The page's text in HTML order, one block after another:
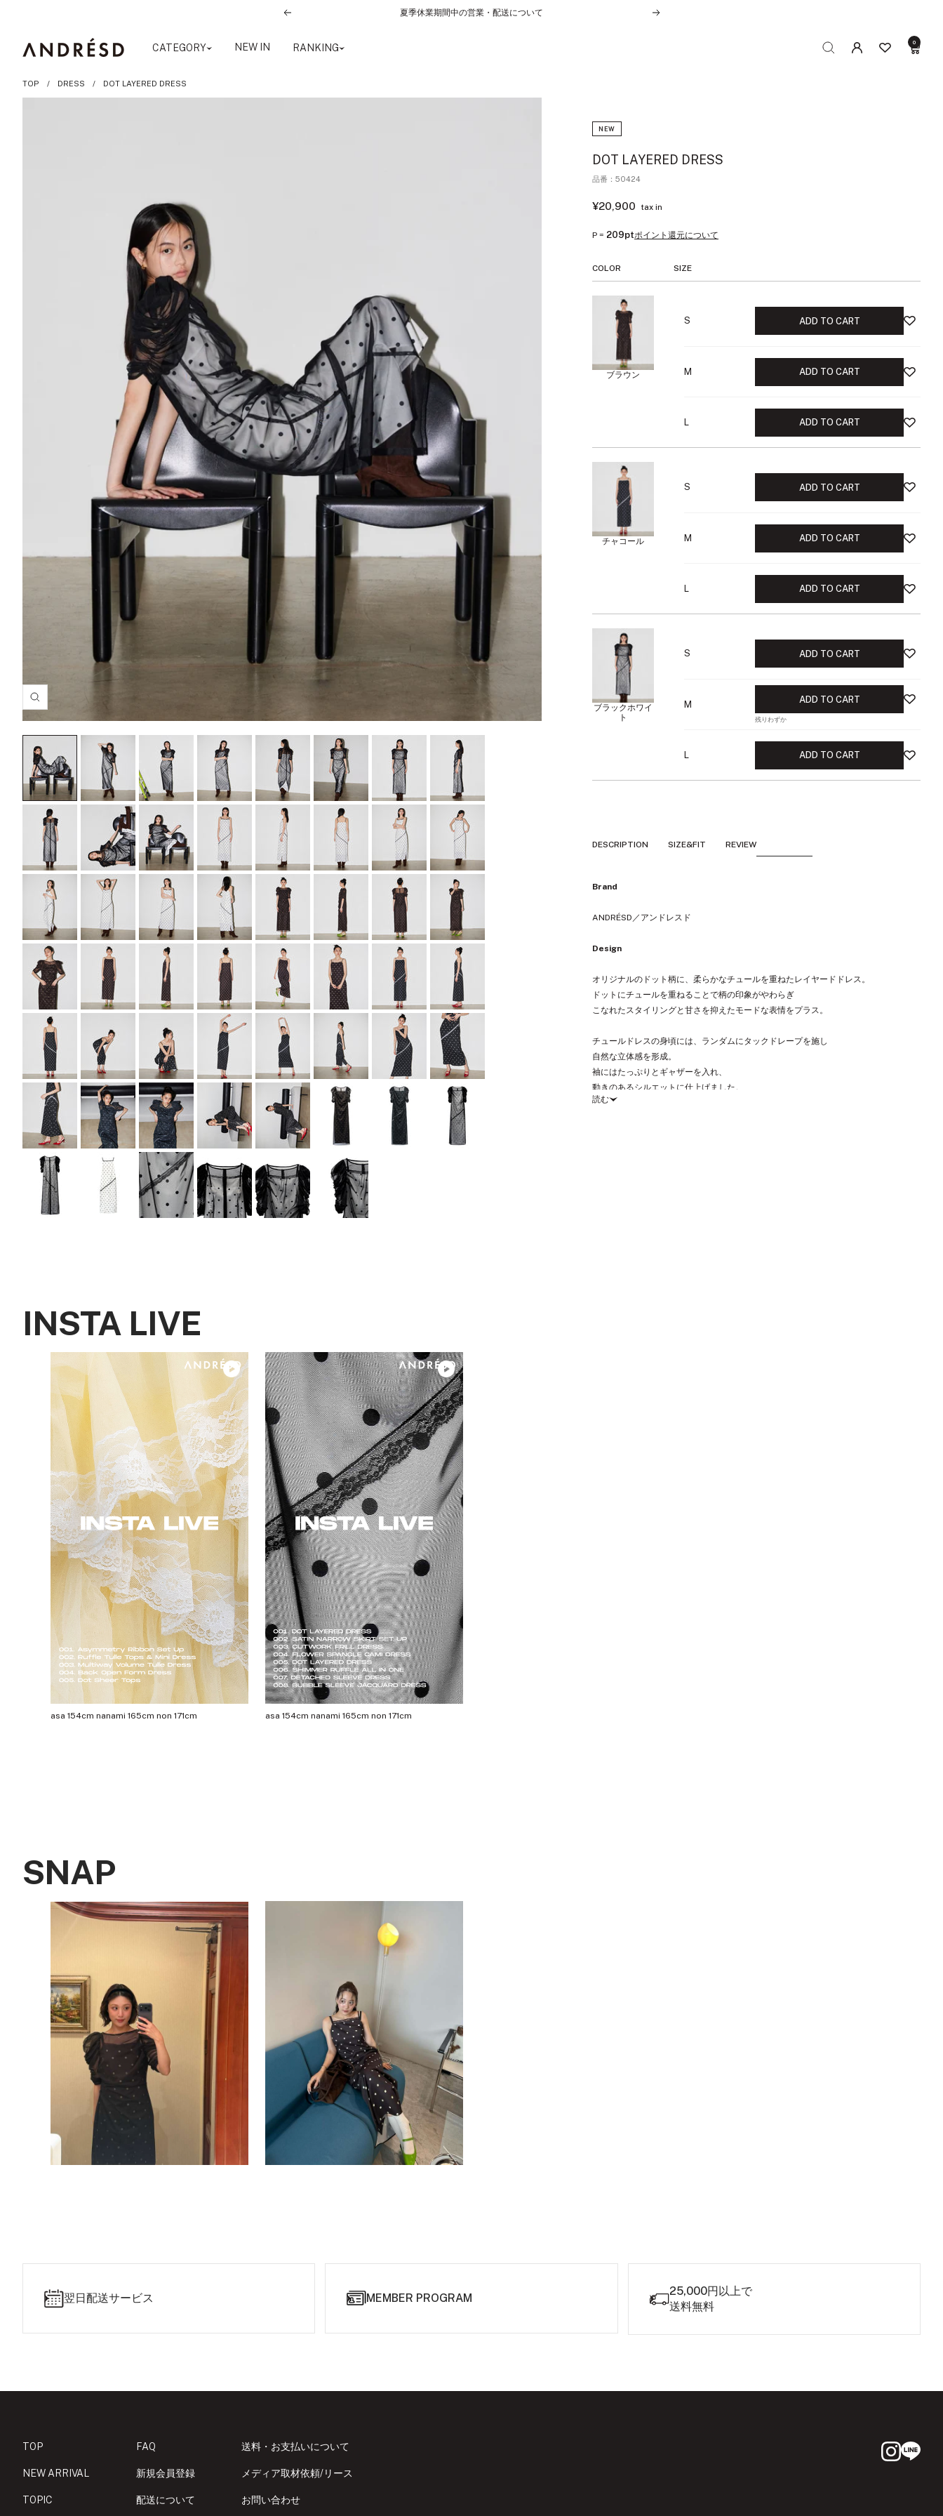
前
LINE連携・再連携で500ptプレゼント！
次
CATEGORY NEW IN RANKING
ANDRESD 0
TOP DRESS DOT LAYERED DRESS
拡
大
る
NEW
DOT LAYERED DRESS
品番：50424
セ
ル
格
¥20,900 tax in
P = 209ptポイント還元について
COLOR SIZE
ブラウン
S ADD TO CART
M ADD TO CART
L ADD TO CART
チャコール
S ADD TO CART
M ADD TO CART
L ADD TO CART
ブラックホワイ
ト
S ADD TO CART
M ADD TO CART
残りわずか
L ADD TO CART
DESCRIPTION SIZE&FIT REVIEW
Brand
ANDRÉSD／アンドレスド
Design
オリジナルのドット柄に、柔らかなチュールを重ねたレイヤードドレス。
ドットにチュールを重ねることで柄の印象がやわらぎ
こなれたスタイリングと甘さを抑えたモードな表情をプラス。
チュールドレスの身頃には、ランダムにタックドレープを施し
自然な立体感を形成。
袖にはたっぷりとギャザーを入れ、
動きのあるシルエットに仕上げました。
フォルムをつくりながらも、体型をカバーしてくれるバランス設計。
続きを読む
INSTA LIVE
asa 154cm nanami 165cm non 171cm asa 154cm nanami 165cm non 171cm
SNAP
翌日配送サービス MEMBER PROGRAM
25,000円以上で
送料無料
TOP
NEW ARRIVAL
TOPIC
FAQ
新規会員登録
配送について
送料・お支払いについて
メディア取材依頼/リース
お問い合わせ